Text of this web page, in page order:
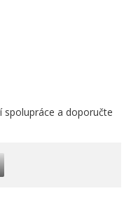
spolupráce a doporučte